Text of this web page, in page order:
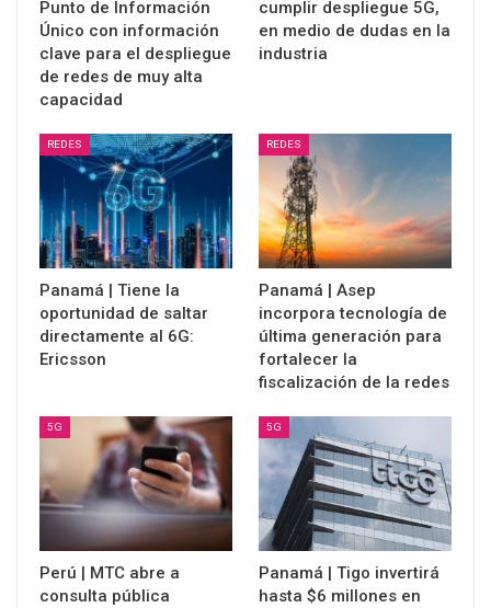
Punto de Información
Único con información
clave para el despliegue
de redes de muy alta
capacidad
cumplir despliegue 5G,
en medio de dudas en la
industria
REDES
Panamá | Tiene la
oportunidad de saltar
directamente al 6G:
Ericsson
REDES
Panamá | Asep
incorpora tecnología de
última generación para
fortalecer la
fiscalización de la redes
5G
Perú | MTC abre a
consulta pública
5G
Panamá | Tigo invertirá
hasta $6 millones en